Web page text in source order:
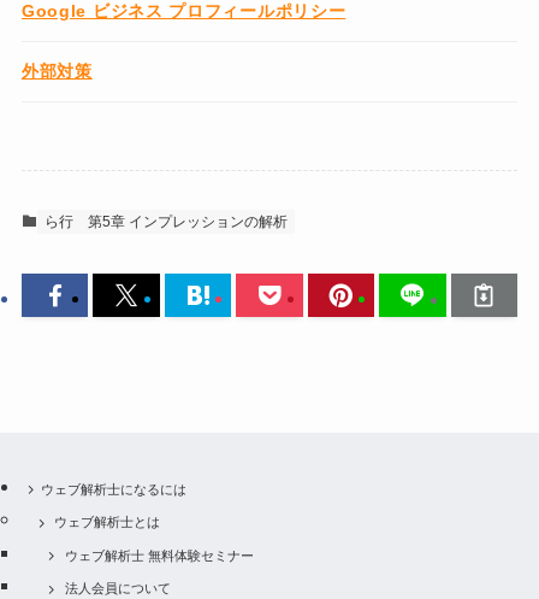
Google ビジネス プロフィールポリシー
外部対策
ら行 第5章 インプレッションの解析
ウェブ解析士になるには
ウェブ解析士とは
ウェブ解析士 無料体験セミナー
法人会員について